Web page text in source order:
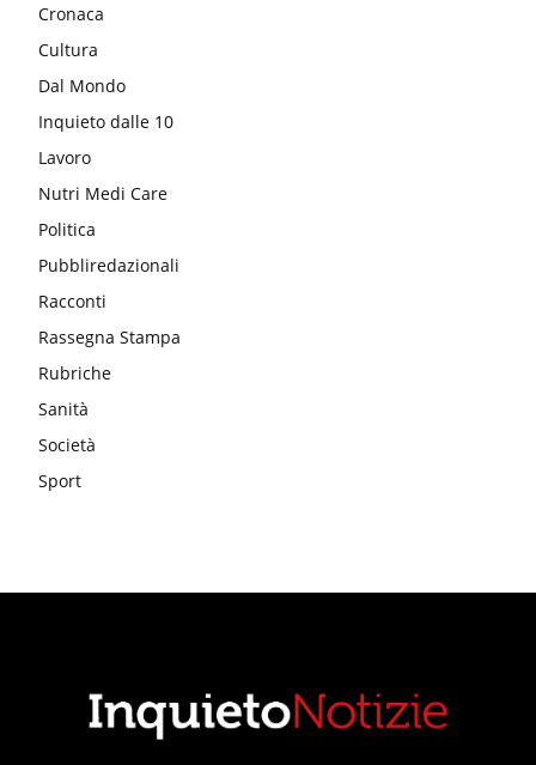
Cronaca
Cultura
Dal Mondo
Inquieto dalle 10
Lavoro
Nutri Medi Care
Politica
Pubbliredazionali
Racconti
Rassegna Stampa
Rubriche
Sanità
Società
Sport